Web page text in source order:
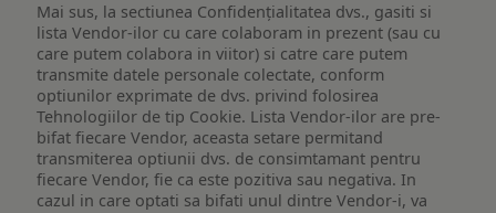
Mai sus, la sectiunea Confidențialitatea dvs., gasiti si
lista Vendor-ilor cu care colaboram in prezent (sau cu
care putem colabora in viitor) si catre care putem
transmite datele personale colectate, conform
optiunilor exprimate de dvs. privind folosirea
Tehnologiilor de tip Cookie. Lista Vendor-ilor are pre-
bifat fiecare Vendor, aceasta setare permitand
transmiterea optiunii dvs. de consimtamant pentru
fiecare Vendor, fie ca este pozitiva sau negativa. In
cazul in care optati sa bifati unul dintre Vendor-i, va